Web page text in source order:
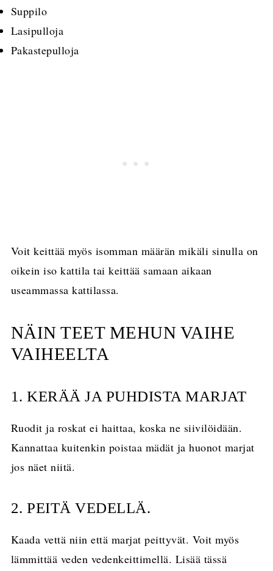
Suppilo
Lasipulloja
Pakastepulloja
Voit keittää myös isomman määrän mikäli sinulla on
oikein iso kattila tai keittää samaan aikaan
useammassa kattilassa.
NÄIN TEET MEHUN VAIHE
VAIHEELTA
1. KERÄÄ JA PUHDISTA MARJAT
Ruodit ja roskat ei haittaa, koska ne siivilöidään.
Kannattaa kuitenkin poistaa mädät ja huonot marjat
jos näet niitä.
2. PEITÄ VEDELLÄ.
Kaada vettä niin että marjat peittyvät. Voit myös
lämmittää veden vedenkeittimellä. Lisää tässä